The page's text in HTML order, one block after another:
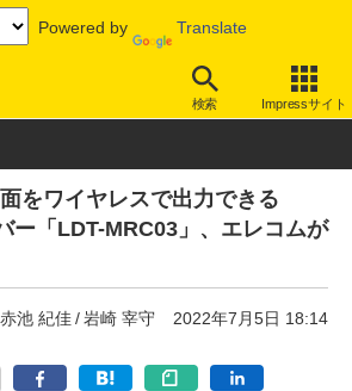
Powered by Translate
検索 Impressサイト
ドウェア 無線LAN
をワイヤレスで出力できる
ー「LDT-MRC03」、エレコムが
赤池 紀佳 岩崎 宰守 2022年7月5日 18:14